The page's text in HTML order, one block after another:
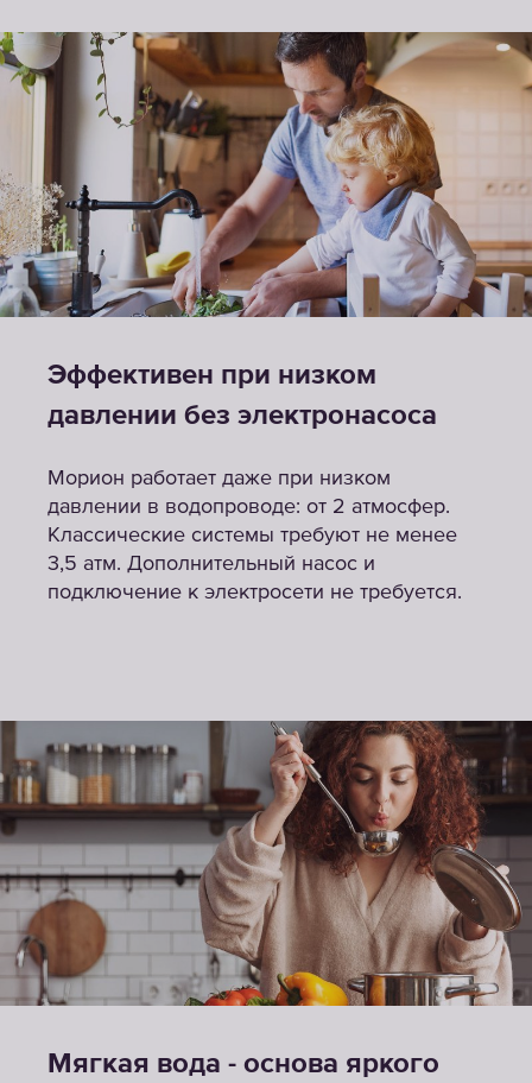
Эффективен при низком
давлении без электронасоса
Морион работает даже при низком
давлении в водопроводе: от 2 атмосфер.
Классические системы требуют не менее
3,5 атм. Дополнительный насос и
подключение к электросети не требуется.
Мягкая вода - основа яркого